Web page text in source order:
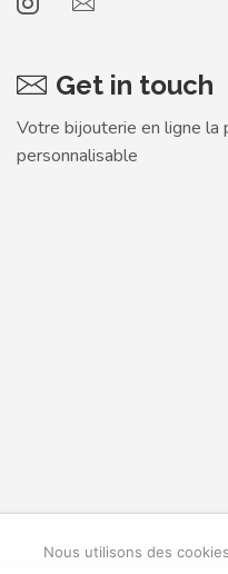
Get in touch
Votre bijouterie en ligne
personnalisable
Nous utilisons des